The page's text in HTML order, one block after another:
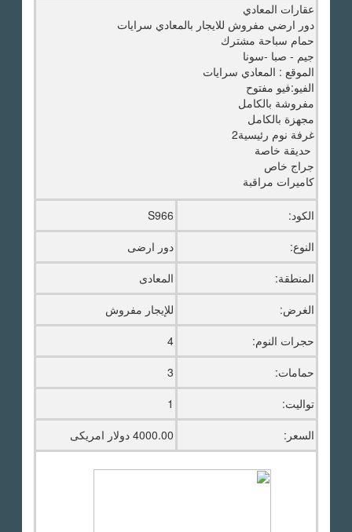
عقارات المعادي
دور ارضي مفروش للايجار بالمعادي سرايات
حمام سباحة مشترك
جيم - صبا -سونا
الموقع : المعادي سرايات
الفيو:فيو مفتوح
مفروشة بالكامل
مجهزة بالكامل
غرفة نوم رئيسية2
حديقة خاصة
جراج خاص
كاميرات مراقبة
الكود:
S966
النوع:
دور ارضى
المنطقة:
المعادى
الغرض:
للإيجار مفروش
حجرات النوم:
4
حمامات:
3
تواليت:
1
السعر:
4000.00 دولار امريكى